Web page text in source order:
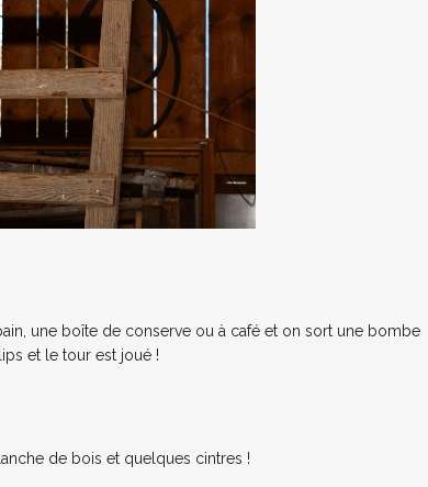
une boîte de conserve ou à café et on sort une bombe
et le tour est joué !
de bois et quelques cintres !